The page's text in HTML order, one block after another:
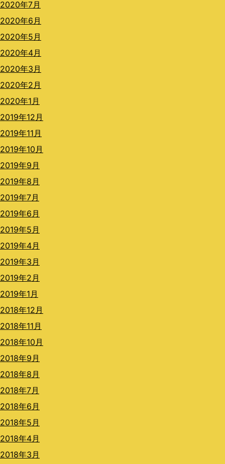
2020年7月
2020年6月
2020年5月
2020年4月
2020年3月
2020年2月
2020年1月
2019年12月
2019年11月
2019年10月
2019年9月
2019年8月
2019年7月
2019年6月
2019年5月
2019年4月
2019年3月
2019年2月
2019年1月
2018年12月
2018年11月
2018年10月
2018年9月
2018年8月
2018年7月
2018年6月
2018年5月
2018年4月
2018年3月